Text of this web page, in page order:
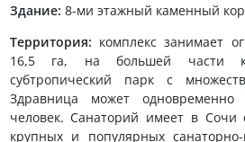
Здание: 8-ми этажный каменный
Территория: комплекс занимает
16,5 га, на большей части
субтропический парк с
Здравница может одновременно
человек. Санаторий имеет в Сочи
крупных и популярных санаторно-